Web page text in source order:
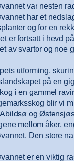
var nesten
har et
og for en
er fortsatt i hevd
av svartor og noe
utforming,
på en
i en gammel
blir vi
og
mellom åker,
Den store
er en viktig